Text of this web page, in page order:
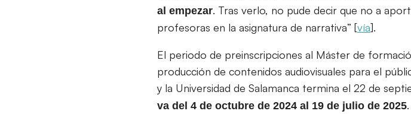
al empezar. Tras verlo, no pude decir que no a
profesoras en la asignatura de narrativa” [vía].
El periodo de preinscripciones al Máster de
producción de contenidos audiovisuales para el
y la Universidad de Salamanca termina el 22 de
va del 4 de octubre de 2024 al 19 de julio de 2025